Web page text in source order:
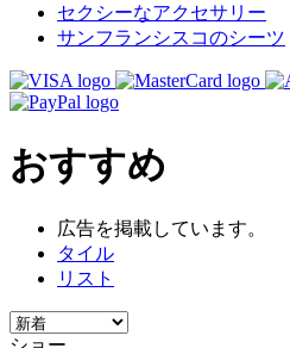
セクシーなアクセサリー
サンフランシスコのシーツ
おすすめ
広告を掲載しています。
タイル
リスト